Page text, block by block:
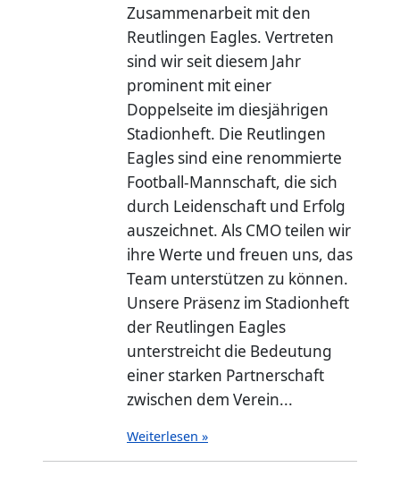
Zusammenarbeit mit den
Reutlingen Eagles. Vertreten
sind wir seit diesem Jahr
prominent mit einer
Doppelseite im diesjährigen
Stadionheft. Die Reutlingen
Eagles sind eine renommierte
Football-Mannschaft, die sich
durch Leidenschaft und Erfolg
auszeichnet. Als CMO teilen wir
ihre Werte und freuen uns, das
Team unterstützen zu können.
Unsere Präsenz im Stadionheft
der Reutlingen Eagles
unterstreicht die Bedeutung
einer starken Partnerschaft
zwischen dem Verein...
Weiterlesen »